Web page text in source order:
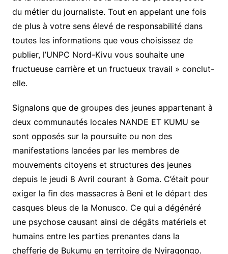
du métier du journaliste. Tout en appelant une fois
de plus à votre sens élevé de responsabilité dans
toutes les informations que vous choisissez de
publier, l’UNPC Nord-Kivu vous souhaite une
fructueuse carrière et un fructueux travail » conclut-
elle.
Signalons que de groupes des jeunes appartenant à
deux communautés locales NANDE ET KUMU se
sont opposés sur la poursuite ou non des
manifestations lancées par les membres de
mouvements citoyens et structures des jeunes
depuis le jeudi 8 Avril courant à Goma. C’était pour
exiger la fin des massacres à Beni et le départ des
casques bleus de la Monusco. Ce qui a dégénéré
une psychose causant ainsi de dégâts matériels et
humains entre les parties prenantes dans la
chefferie de Bukumu en territoire de Nyiragongo.